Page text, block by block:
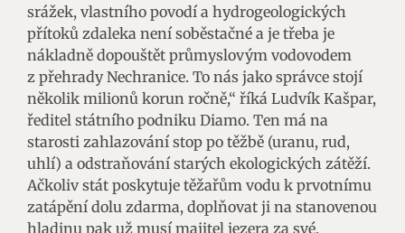
srážek, vlastního povodí a hydrogeologických
přítoků zdaleka není soběstačné a je třeba je
nákladně dopouštět průmyslovým vodovodem
z přehrady Nechranice. To nás jako správce stojí
několik milionů korun ročně,“ říká Ludvík Kašpar,
ředitel státního podniku Diamo. Ten má na
starosti zahlazování stop po těžbě (uranu, rud,
uhlí) a odstraňování starých ekologických zátěží.
Ačkoliv stát poskytuje těžařům vodu k prvotnímu
zatápění dolu zdarma, doplňovat ji na stanovenou
hladinu pak už musí majitel jezera za své.